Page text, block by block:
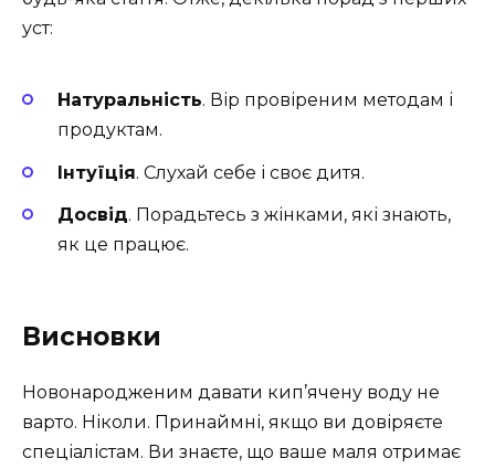
уст:
Натуральність. Вір провіреним методам і
продуктам.
Інтуїція. Слухай себе і своє дитя.
Досвід. Порадьтесь з жінками, які знають,
як це працює.
Висновки
Новонародженим давати кип’ячену воду не
варто. Ніколи. Принаймні, якщо ви довіряєте
спеціалістам. Ви знаєте, що ваше маля отримає